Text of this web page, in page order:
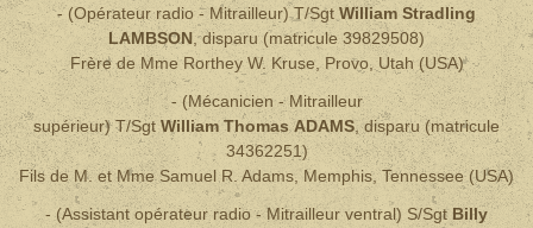
- (Opérateur radio - Mitrailleur) T/Sgt William Stradling
LAMBSON,disparu(matricule 39829508)
Frère de Mme Rorthey W. Kruse, Provo, Utah (USA)
- (Mécanicien - Mitrailleur
supérieur) T/Sgt WilliamThomas ADAMS,disparu (matricule
34362251)
Fils de M. et Mme Samuel R. Adams, Memphis, Tennessee (USA)
- (Assistant opérateur radio - Mitrailleur ventral) S/SgtBilly